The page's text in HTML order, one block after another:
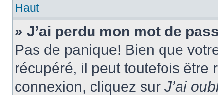
Haut
» J’ai perdu mon mot de
Pas de panique! Bien que
récupéré, il peut toutefois être
connexion, cliquez sur J’ai